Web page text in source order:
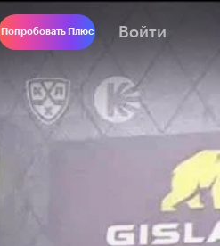
Попробовать Плюс Войти